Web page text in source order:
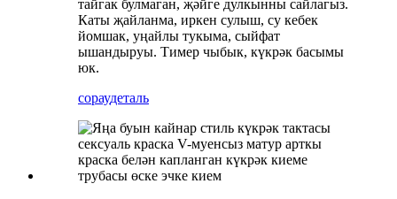
тайгак булмаган, җәйге дулкынны сайлагыз.
Каты җайланма, иркен сулыш, су кебек
йомшак, уңайлы тукыма, сыйфат
ышандыруы. Тимер чыбык, күкрәк басымы
юк.
сораудеталь